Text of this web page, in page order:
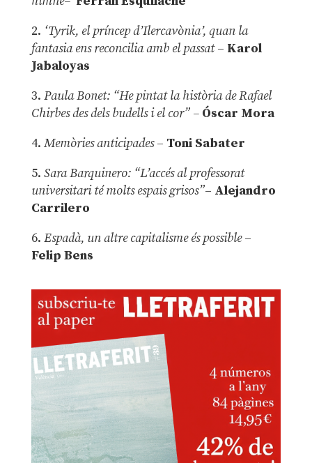
2. ‘Tyrik, el príncep d’Ilercavònia’, quan la
fantasia ens reconcilia amb el passat– Karol
Jabaloyas
3. Paula Bonet: “He pintat la història de Rafael
Chirbes des dels budells i el cor” –Óscar Mora
4. Memòries anticipades– Toni Sabater
5. Sara Barquinero: “L’accés al professorat
universitari té molts espais grisos”– Alejandro
Carrilero
6. Espadà, un altre capitalisme és possible –
Felip Bens